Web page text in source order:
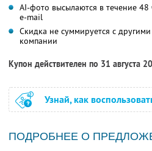
AI-фото высылаются в течение 48
e-mail
Скидка не суммируется с
компании
Купон действителен по 31 августа
Узнай, как
ПОДРОБНЕЕ О